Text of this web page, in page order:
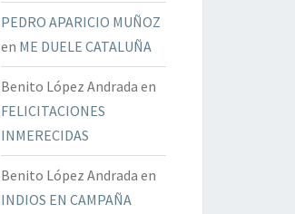
PEDRO APARICIO MUÑOZ
en ME DUELE CATALUÑA
Benito López Andrada en
FELICITACIONES
INMERECIDAS
Benito López Andrada en
INDIOS EN CAMPAÑA